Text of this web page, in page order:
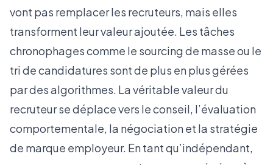
vont pas remplacer les recruteurs, mais elles
transforment leur valeur ajoutée. Les tâches
chronophages comme le sourcing de masse ou le
tri de candidatures sont de plus en plus gérées
par des algorithmes. La véritable valeur du
recruteur se déplace vers le conseil, l’évaluation
comportementale, la négociation et la stratégie
de marque employeur. En tant qu’indépendant,